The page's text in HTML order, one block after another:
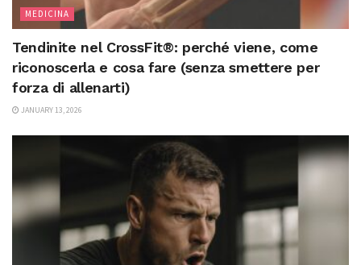
MEDICINA
Tendinite nel CrossFit®: perché viene, come
riconoscerla e cosa fare (senza smettere per
forza di allenarti)
JANUARY 13, 2026